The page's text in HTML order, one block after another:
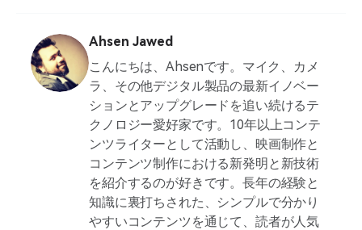
Ahsen Jawed
こんにちは、Ahsenです。マイク、カメ
ラ、その他デジタル製品の最新イノベー
ションとアップグレードを追い続けるテ
クノロジー愛好家です。10年以上コンテ
ンツライターとして活動し、映画制作と
コンテンツ制作における新発明と新技術
を紹介するのが好きです。長年の経験と
知識に裏打ちされた、シンプルで分かり
やすいコンテンツを通じて、読者が人気